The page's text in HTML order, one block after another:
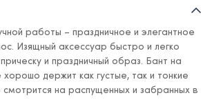
работы – праздничное и элегантное
Изящный аксессуар быстро и легко
и праздничный образ. Бант на
держит как густые, так и тонкие
на распущенных и забранных в